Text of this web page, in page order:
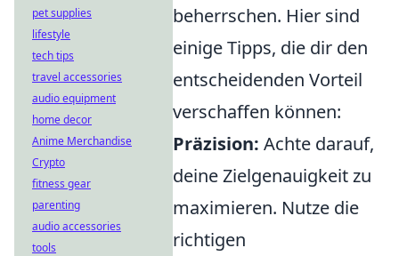
beherrschen. Hier sind
einige Tipps, die dir den
entscheidenden Vorteil
verschaffen können:
Präzision: Achte darauf,
deine Zielgenauigkeit zu
maximieren. Nutze die
richtigen
pet supplies
lifestyle
tech tips
travel accessories
audio equipment
home decor
Anime Merchandise
Crypto
fitness gear
parenting
audio accessories
tools